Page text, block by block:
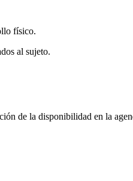
físico.
al sujeto.
de la disponibilidad en la